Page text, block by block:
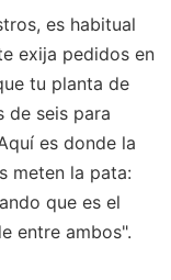
es habitual
exija pedidos en
tu planta de
de seis para
es donde la
meten la pata:
que es el
entre ambos".